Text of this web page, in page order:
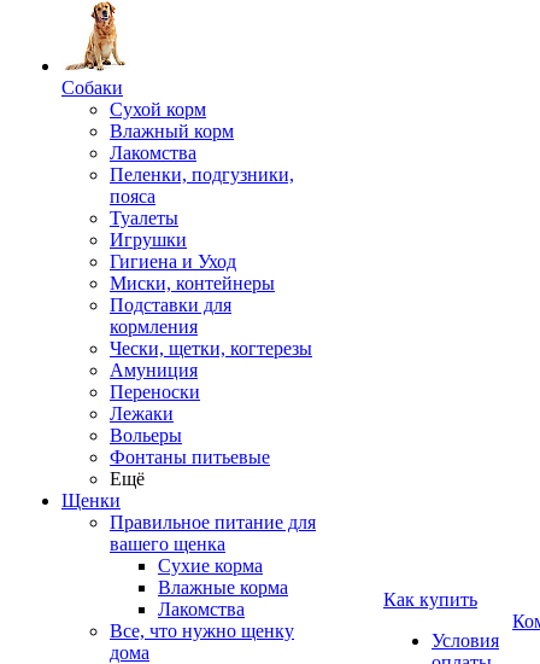
Собаки
Сухой корм
Влажный корм
Лакомства
Пеленки, подгузники,
пояса
Туалеты
Игрушки
Гигиена и Уход
Миски, контейнеры
Подставки для
кормления
Чески, щетки, когтерезы
Амуниция
Переноски
Лежаки
Вольеры
Фонтаны питьевые
Ещё
Щенки
Правильное питание для
вашего щенка
Сухие корма
Влажные корма
Лакомства
Все, что нужно щенку
дома
Как купить
Условия